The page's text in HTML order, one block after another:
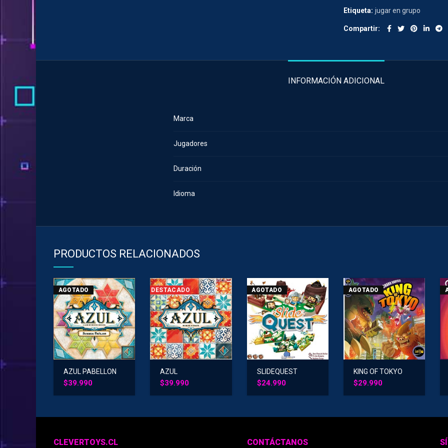
Etiqueta: jugar en grupo
Compartir
INFORMACIÓN ADICIONAL
Marca
Jugadores
Duración
Idioma
PRODUCTOS RELACIONADOS
AGOTADO
AZUL PABELLON
VERANO
$39.990
DESTACADO
AZUL
$39.990
AGOTADO
SLIDEQUEST
$24.990
AGOTADO
KING OF TOKYO
$29.990
CLEVERTOYS.CL CONTÁCTANOS